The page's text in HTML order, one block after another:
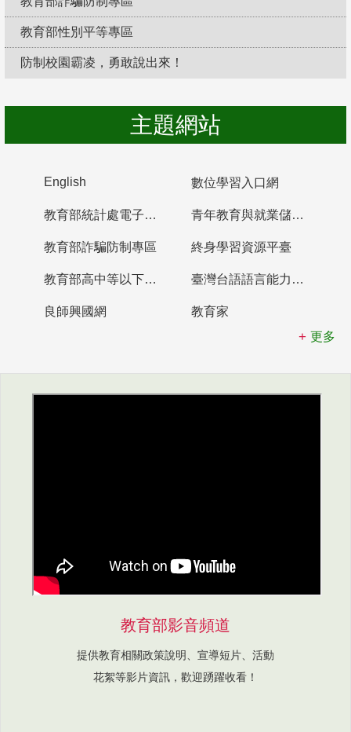
教育部性別平等專區
防制校園霸凌，勇敢說出來！
主題網站
English 數位學習入口網
教育部統計處電子書櫃 青年教育與就業儲蓄帳戶
教育部詐騙防制專區 終身學習資源平臺
教育部高中等以下學校及幼兒園教師資格檢定考試 臺灣台語語言能力認證網站
良師興國網
教育家
更多
教育部影音頻道
提供教育相關政策說明、宣導短片、活動
花絮等影片資訊，歡迎踴躍收看！